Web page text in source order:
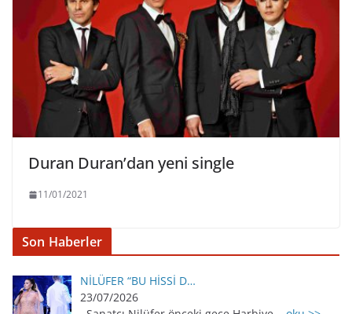
Duran Duran’dan yeni single
11/01/2021
Son Haberler
NİLÜFER “BU HİSSİ D…
23/07/2026